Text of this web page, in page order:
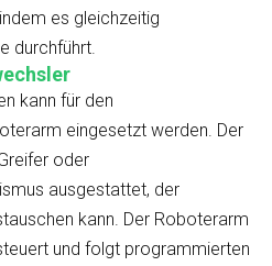
es gleichzeitig
durchführt.
kann für den
eingesetzt werden. Der
oder
ausgestattet, der
kann. Der Roboterarm
und folgt programmierten